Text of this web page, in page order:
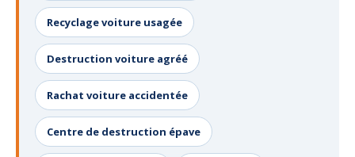
Recyclage voiture usagée
Destruction voiture agréé
Rachat voiture accidentée
Centre de destruction épave